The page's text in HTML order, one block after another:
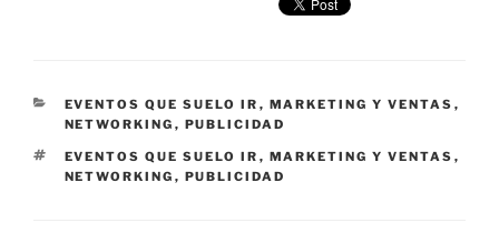
CATEGORÍAS
EVENTOS QUE SUELO IR , MARKETING Y VENTAS ,
NETWORKING , PUBLICIDAD
ETIQUETAS
EVENTOS QUE SUELO IR , MARKETING Y VENTAS ,
NETWORKING , PUBLICIDAD